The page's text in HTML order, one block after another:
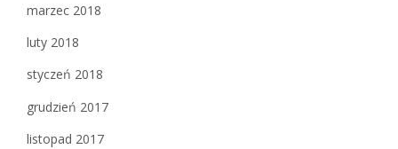
marzec 2018
luty 2018
styczeń 2018
grudzień 2017
listopad 2017